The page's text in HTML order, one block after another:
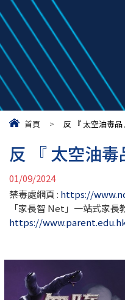
首頁 > 反 『 太空油毒品
反 『 太空油毒
01/09/2024
禁毒處網頁 : https://
「家長智 Net」一站式家長
https://